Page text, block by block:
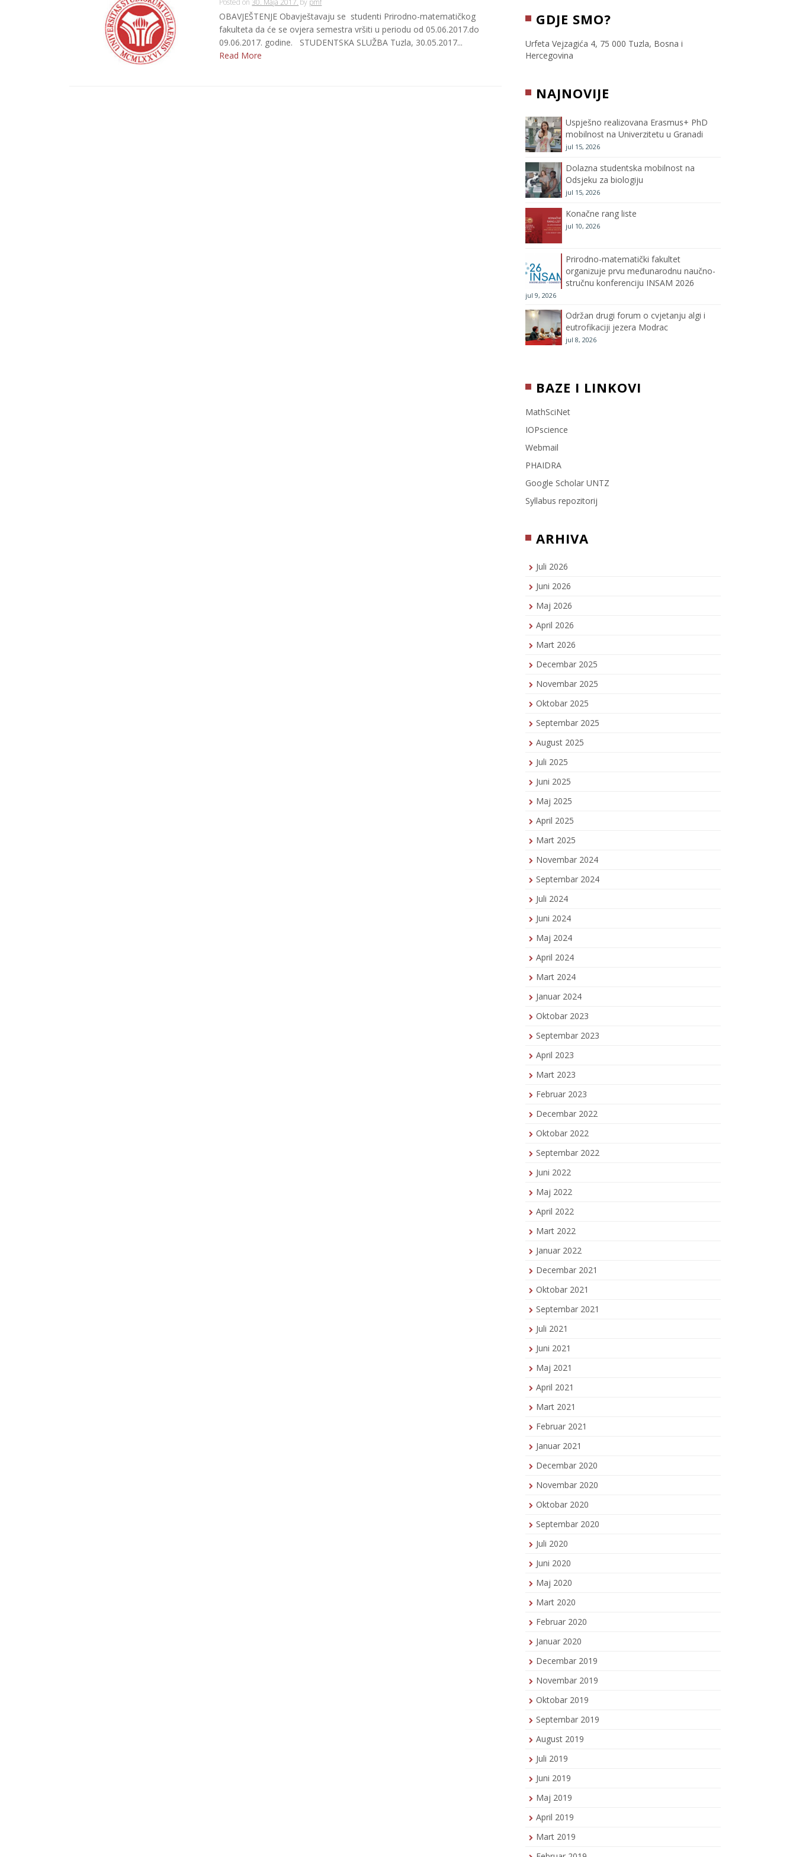
Posted on 30. Maja 2017. by pmf
OBAVJEŠTENJE Obavještavaju se studenti Prirodno-matematičkog
fakulteta da će se ovjera semestra vršiti u periodu od 05.06.2017.do
09.06.2017. godine. STUDENTSKA SLUŽBA Tuzla, 30.05.2017...
Read More
c
e
o
o
k
i
t
e
t
a
m
T
C
h
e
l
GDJE SMO?
Urfeta Vejzagića 4, 75 000 Tuzla, Bosna i
Hercegovina
NAJNOVIJE
Uspješno realizovana Erasmus+ PhD
mobilnost na Univerzitetu u Granadi
jul 15, 2026
Dolazna studentska mobilnost na
Odsjeku za biologiju
jul 15, 2026
Konačne rang liste
jul 10, 2026
Prirodno-matematički fakultet
organizuje prvu međunarodnu naučno-
stručnu konferenciju INSAM 2026
jul 9, 2026
Održan drugi forum o cvjetanju algi i
eutrofikaciji jezera Modrac
jul 8, 2026
BAZE I LINKOVI
MathSciNet
IOPscience
Webmail
PHAIDRA
Google Scholar UNTZ
Syllabus repozitorij
ARHIVA
Juli 2026
Juni 2026
Maj 2026
April 2026
Mart 2026
Decembar 2025
Novembar 2025
Oktobar 2025
Septembar 2025
August 2025
Juli 2025
Juni 2025
Maj 2025
April 2025
Mart 2025
Novembar 2024
Septembar 2024
Juli 2024
Juni 2024
Maj 2024
April 2024
Mart 2024
Januar 2024
Oktobar 2023
Septembar 2023
April 2023
Mart 2023
Februar 2023
Decembar 2022
Oktobar 2022
Septembar 2022
Juni 2022
Maj 2022
April 2022
Mart 2022
Januar 2022
Decembar 2021
Oktobar 2021
Septembar 2021
Juli 2021
Juni 2021
Maj 2021
April 2021
Mart 2021
Februar 2021
Januar 2021
Decembar 2020
Novembar 2020
Oktobar 2020
Septembar 2020
Juli 2020
Juni 2020
Maj 2020
Mart 2020
Februar 2020
Januar 2020
Decembar 2019
Novembar 2019
Oktobar 2019
Septembar 2019
August 2019
Juli 2019
Juni 2019
Maj 2019
April 2019
Mart 2019